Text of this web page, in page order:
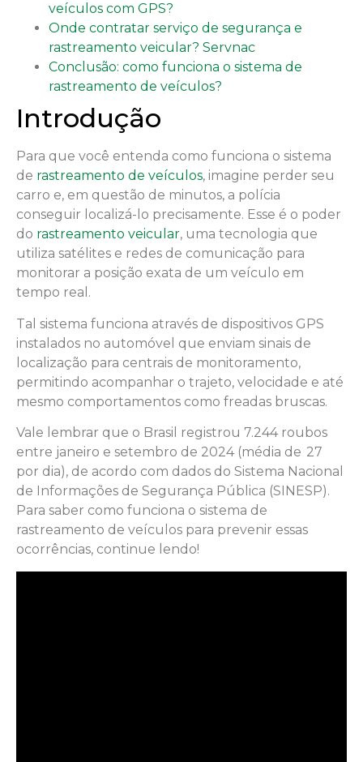
veículos com GPS?
Onde contratar serviço de segurança e
rastreamento veicular? Servnac
Conclusão: como funciona o sistema de
rastreamento de veículos?
Introdução
Para que você entenda como funciona o sistema
de rastreamento de veículos, imagine perder seu
carro e, em questão de minutos, a polícia
conseguir localizá-lo precisamente. Esse é o poder
do rastreamento veicular, uma tecnologia que
utiliza satélites e redes de comunicação para
monitorar a posição exata de um veículo em
tempo real.
Tal sistema funciona através de dispositivos GPS
instalados no automóvel que enviam sinais de
localização para centrais de monitoramento,
permitindo acompanhar o trajeto, velocidade e até
mesmo comportamentos como freadas bruscas.
Vale lembrar que o Brasil registrou 7.244 roubos
entre janeiro e setembro de 2024 (média de 27
por dia), de acordo com dados do Sistema Nacional
de Informações de Segurança Pública (SINESP).
Para saber como funciona o sistema de
rastreamento de veículos para prevenir essas
ocorrências, continue lendo!